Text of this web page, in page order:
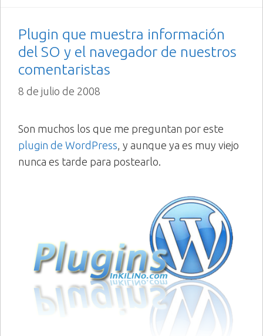
Plugin que muestra información
del SO y el navegador de nuestros
comentaristas
8 de julio de 2008
Son muchos los que me preguntan por este
plugin de WordPress, y aunque ya es muy viejo
nunca es tarde para postearlo.